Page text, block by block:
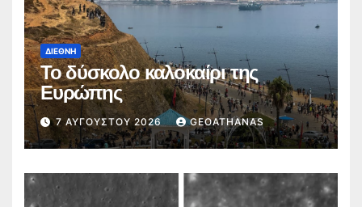
ΔΙΕΘΝΉ
Το δύσκολο καλοκαίρι της
Ευρώπης
7 ΑΥΓΟΎΣΤΟΥ 2026 GEOATHANAS